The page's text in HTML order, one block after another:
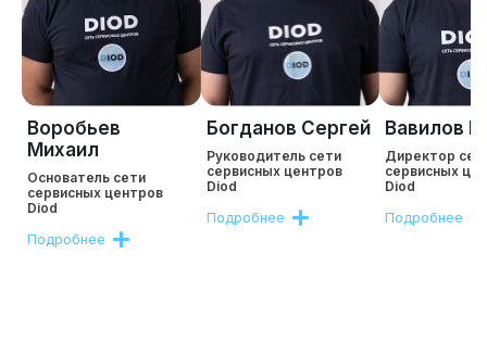
Воробьев
Михаил
Основатель сети
сервисных центров
Diod
Подробнее
Богданов Сергей
Руководитель сети
сервисных центров
Diod
Подробнее
Вавилов
Директор
сервисных
Diod
Подробнее